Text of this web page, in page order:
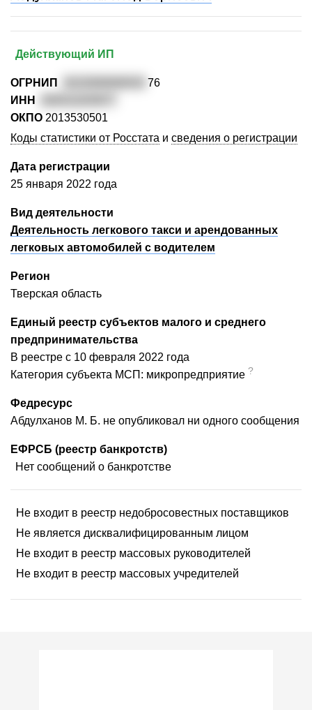
Действующий ИП
ОГРНИП
76
ИНН
ОКПО 2013530501
Коды статистики от Росстата и сведения о регистрации
Дата регистрации
25 января 2022 года
Вид деятельности
Деятельность легкового такси и арендованных
легковых автомобилей с водителем
Регион
Тверская область
Единый реестр субъектов малого и среднего
предпринимательства
В реестре с 10 февраля 2022 года
Категория субъекта МСП: микропредприятие ?
Федресурс
Абдулханов М. Б. не опубликовал ни одного сообщения
ЕФРСБ (реестр банкротств)
Нет сообщений о банкротстве
Не входит в реестр недобросовестных поставщиков
Не является дисквалифицированным лицом
Не входит в реестр массовых руководителей
Не входит в реестр массовых учредителей